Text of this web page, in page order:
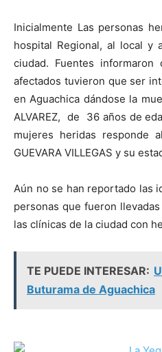
Inicialmente Las personas
hospital Regional, al local y
ciudad. Fuentes
afectados tuvieron que ser
en Aguachica dándose la
ALVAREZ, de 36 años de
mujeres heridas responde
GUEVARA VILLEGAS y su
Aún no se han reportado las
personas que fueron
las clínicas de la ciudad con
TE PUEDE INTERESAR:
Buturama de Aguachica